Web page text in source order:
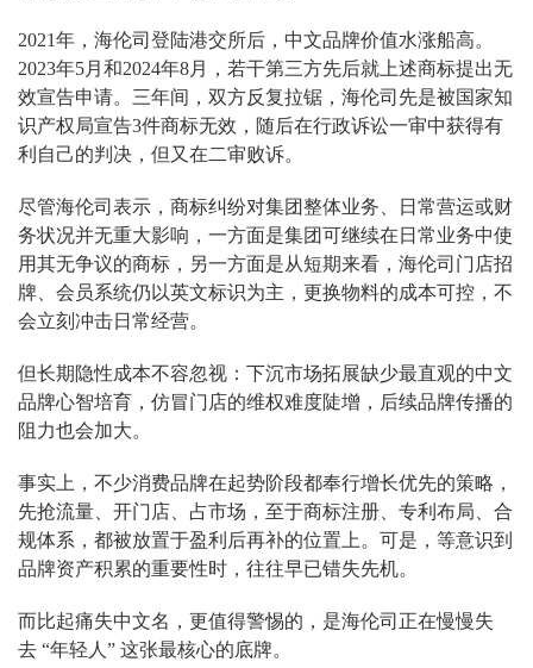
2021年，海伦司登陆港交所后，中文品牌价值水涨船高。
2023年5月和2024年8月，若干第三方先后就上述商标提出无
效宣告申请。三年间，双方反复拉锯，海伦司先是被国家知
识产权局宣告3件商标无效，随后在行政诉讼一审中获得有
利自己的判决，但又在二审败诉。
尽管海伦司表示，商标纠纷对集团整体业务、日常营运或财
务状况并无重大影响，一方面是集团可继续在日常业务中使
用其无争议的商标，另一方面是从短期来看，海伦司门店招
牌、会员系统仍以英文标识为主，更换物料的成本可控，不
会立刻冲击日常经营。
但长期隐性成本不容忽视：下沉市场拓展缺少最直观的中文
品牌心智培育，仿冒门店的维权难度陡增，后续品牌传播的
阻力也会加大。
事实上，不少消费品牌在起势阶段都奉行增长优先的策略，
先抢流量、开门店、占市场，至于商标注册、专利布局、合
规体系，都被放置于盈利后再补的位置上。可是，等意识到
品牌资产积累的重要性时，往往早已错失先机。
而比起痛失中文名，更值得警惕的，是海伦司正在慢慢失
去 “年轻人” 这张最核心的底牌。